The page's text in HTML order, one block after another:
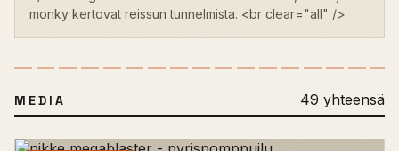
monky kertovat reissun tunnelmista. <br clear="all" />
MEDIA 49 yhteensä